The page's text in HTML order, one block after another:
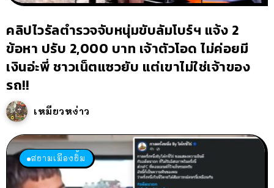
คลิปไวรัลตำรวจจับหนุ่มขับลัมโบร์ฯ แจ้ง 2
ข้อหา ปรับ 2,000 บาท เจ้าตัวโอด ไม่ค่อยมี
เงินอ่ะพี่ ชาวเน็ตแซวยับ แต่เขาไม่ใช่เจ้าของ
รถ!!
เหมียวหง่าว
สยามเมืองยิ้ม